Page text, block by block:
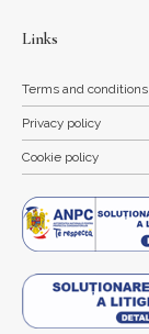
Links
Terms and conditions
Privacy policy
Cookie policy